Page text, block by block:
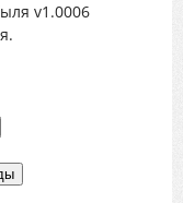
v1.0006